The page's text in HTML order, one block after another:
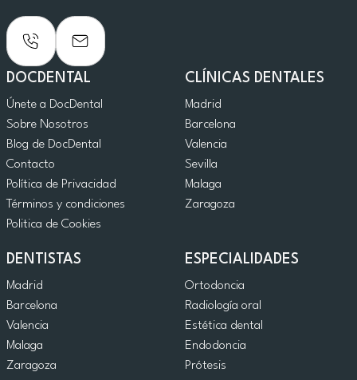
DOCDENTAL
Únete a DocDental
Sobre Nosotros
Blog de DocDental
Contacto
Política de Privacidad
Términos y condiciones
Politica de Cookies
CLÍNICAS DENTALES
Madrid
Barcelona
Valencia
Sevilla
Malaga
Zaragoza
DENTISTAS
Madrid
Barcelona
Valencia
Malaga
Zaragoza
ESPECIALIDADES
Ortodoncia
Radiología oral
Estética dental
Endodoncia
Prótesis